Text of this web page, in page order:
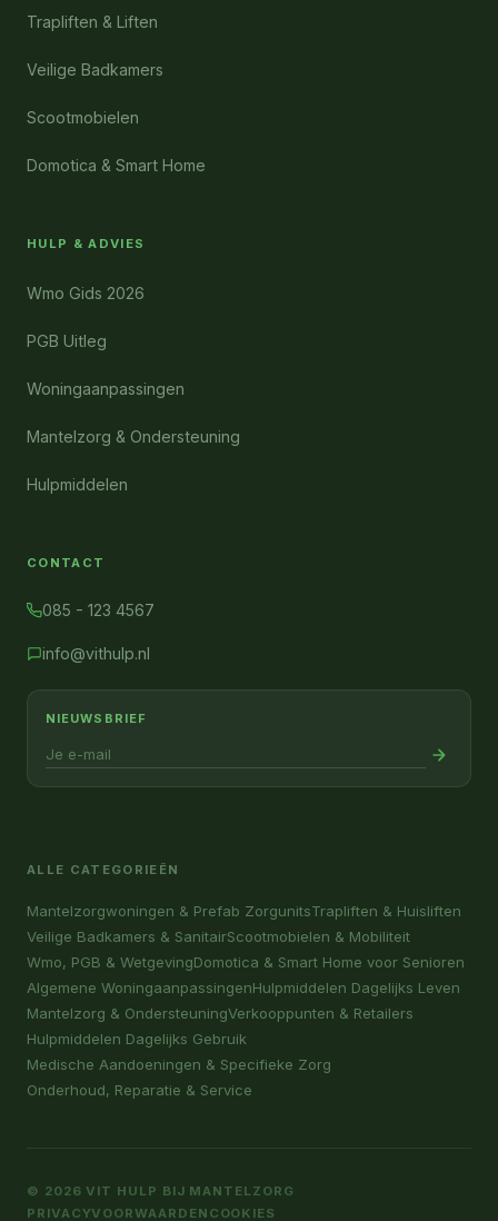
Trapliften & Liften
Veilige Badkamers
Scootmobielen
Domotica & Smart Home
HULP & ADVIES
Wmo Gids 2026
PGB Uitleg
Woningaanpassingen
Mantelzorg & Ondersteuning
Hulpmiddelen
CONTACT
085 - 123 4567
info@vithulp.nl
NIEUWSBRIEF
ALLE CATEGORIEËN
Mantelzorgwoningen & Prefab ZorgunitsTrapliften & Huisliften
Veilige Badkamers & SanitairScootmobielen & Mobiliteit
Wmo, PGB & WetgevingDomotica & Smart Home voor Senioren
Algemene WoningaanpassingenHulpmiddelen Dagelijks Leven
Mantelzorg & OndersteuningVerkooppunten & Retailers
Hulpmiddelen Dagelijks Gebruik
Medische Aandoeningen & Specifieke Zorg
Onderhoud, Reparatie & Service
© 2026 VIT HULP BIJ MANTELZORG
PRIVACYVOORWAARDEN COOKIES